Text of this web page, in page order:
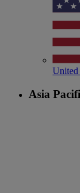
United
Asia